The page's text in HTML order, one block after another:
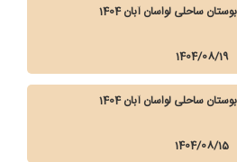
ساحلی لواسان آبان 1404
1404/08/19
ساحلی لواسان آبان 1404
1404/08/15